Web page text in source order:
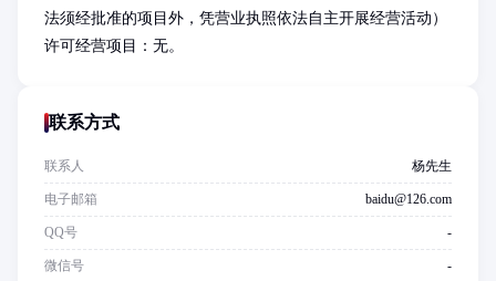
法须经批准的项目外，凭营业执照依法自主开展经营活动）
许可经营项目：无。
联系方式
联系人 杨先生
电子邮箱 baidu@126.com
QQ号 -
微信号 -